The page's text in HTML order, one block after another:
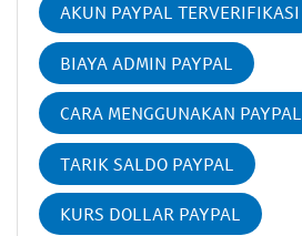
AKUN PAYPAL TERVERIFIKASI
BIAYA ADMIN PAYPAL
CARA MENGGUNAKAN PAYPAL
TARIK SALDO PAYPAL
KURS DOLLAR PAYPAL